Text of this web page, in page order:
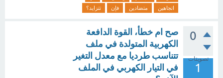
اتجاهين
متضادين فإن تتزايد؟
0
تصويتات
1
صح ام خطأ، القوة الدافعة
الكهربية المتولدة في ملف
تتناسب طرديا مع معدل التغير
في التيار الكهربي في الملف